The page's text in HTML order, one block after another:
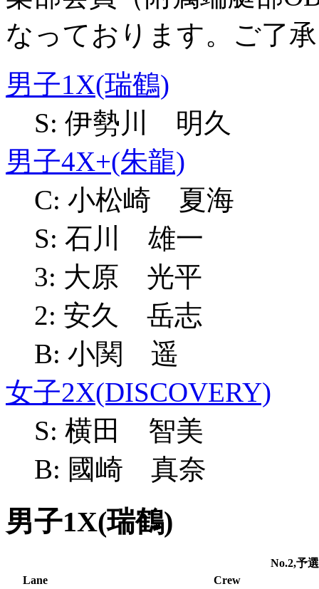
なっております。ご了
男子1X(瑞鶴)
S: 伊勢川 明久
男子4X+(朱龍)
C: 小松崎 夏海
S: 石川 雄一
3: 大原 光平
2: 安久 岳志
B: 小関 遥
女子2X(DISCOVERY)
S: 横田 智美
B: 國崎 真奈
男子1X(瑞鶴)
No.2,予
Lane
Crew